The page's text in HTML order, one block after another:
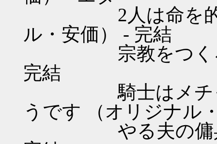
2人は命を的に
ル・安価） - 完結
宗教をつくろう!
完結
騎士はメチャシ
うです （オリジナル
やる夫の傭兵道